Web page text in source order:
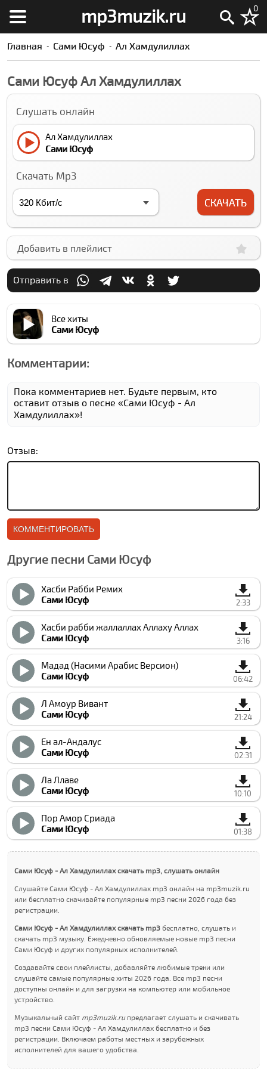
mp3muzik.ru 0
Главная Сами Юсуф Ал Хамдулиллах
Сами Юсуф Ал Хамдулиллах
Слушать онлайн
Ал Хамдулиллах
Сами Юсуф
Скачать Mp3
СКАЧАТЬ
Добавить в плейлист
Отправить в
Все хиты
Сами Юсуф
Комментарии:
Пока комментариев нет. Будьте первым, кто
оставит отзыв о песне «Сами Юсуф - Ал
Хамдулиллах»!
Отзыв:
Другие песни Сами Юсуф
Хасби Рабби Ремиx
Сами Юсуф
2:33
Хасби рабби жаллаллах Аллаху Аллах
Сами Юсуф
3:16
Мадад (Насими Арабиc Версион)
Сами Юсуф
06:42
Л Амоур Вивант
Сами Юсуф
21:24
Ен ал-Андалус
Сами Юсуф
02:31
Ла Ллаве
Сами Юсуф
10:10
Пор Амор Cриада
Сами Юсуф
01:38
Сами Юсуф - Ал Хамдулиллах скачать mp3, слушать онлайн
Слушайте Сами Юсуф - Ал Хамдулиллах mp3 онлайн на mp3muzik.ru
или бесплатно скачивайте популярные mp3 песни 2026 года без
регистрации.
Сами Юсуф - Ал Хамдулиллах скачать mp3 бесплатно, слушать и
скачать mp3 музыку. Ежедневно обновляемые новые mp3 песни
Сами Юсуф и других популярных исполнителей.
Создавайте свои плейлисты, добавляйте любимые треки или
слушайте самые популярные хиты 2026 года. Все mp3 песни
доступны онлайн и для загрузки на компьютер или мобильное
устройство.
Музыкальный сайт mp3muzik.ruпредлагает слушать и скачивать
mp3 песни Сами Юсуф - Ал Хамдулиллах бесплатно и без
регистрации. Включаем работы местных и зарубежных
исполнителей для вашего удобства.